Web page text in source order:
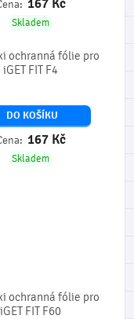
167 Kč
Skladem
ochranná fólie pro
iGET FIT F4
DO KOŠÍKU
167 Kč
Skladem
ochranná fólie pro
iGET FIT F60